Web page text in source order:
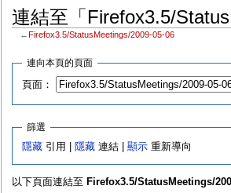
連結至「Firefox3.5/
← Firefox3.5/StatusMeetings/2009-05-06
連向本頁的頁面
頁面：
篩選
隱藏 引用 | 隱藏 連結 |顯示 重新導向
以下頁面連結至 Firefox3.5/StatusMeetings/